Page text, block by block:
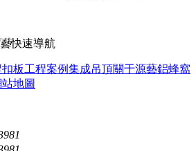
快速導航
板工程案例集成吊頂關于源藝鋁蜂窩
地圖